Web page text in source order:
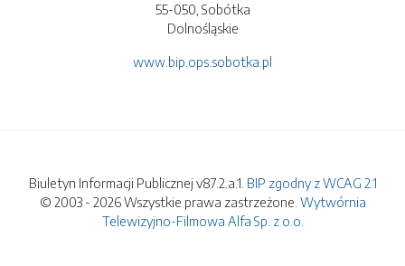
55-050, Sobótka
Dolnośląskie
www.bip.ops.sobotka.pl
Biuletyn Informacji Publicznej v87.2.a.1. BIP zgodny z WCAG 2.1
© 2003 - 2026 Wszystkie prawa zastrzeżone. Wytwórnia
Telewizyjno-Filmowa Alfa Sp. z o.o.